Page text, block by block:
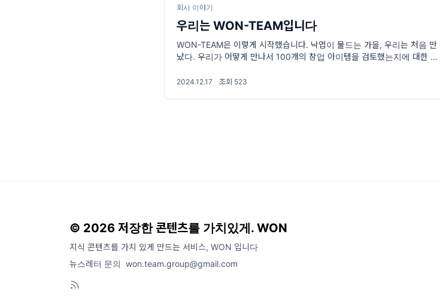
회사 이야기
우리는 WON-TEAM입니다
WON-TEAM은 이렇게 시작했습니다. 낙엽이 물드는 가을, 우리는 처음 만
났다. 우리가 어떻게 만나서 100개의 창업 아이템을 검토했는지에 대한 이
2024.12.17 · 조회 523
© 2026 저장한 콘텐츠를 가치있게. WON
지식 콘텐츠를 가치 있게 만드는 서비스, WON 입니다
뉴스레터 문의 won.team.group@gmail.com